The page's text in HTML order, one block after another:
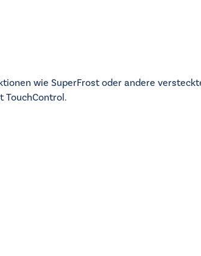
wie SuperFrost oder andere
TouchControl.